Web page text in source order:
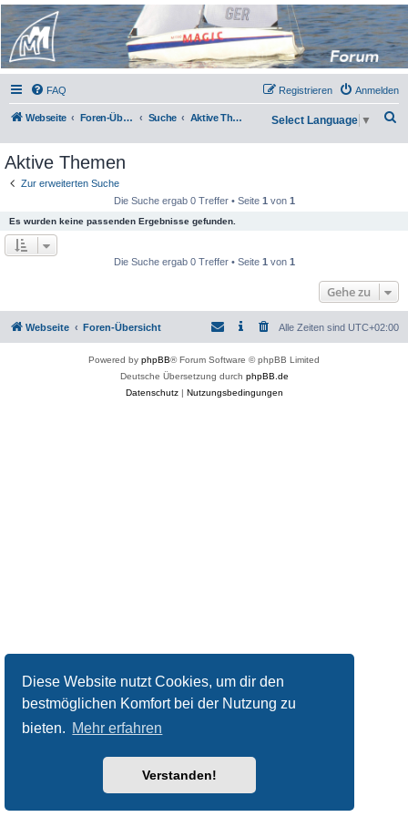
Diese Website nutzt Cookies, um dir den
bestmöglichen Komfort bei der Nutzung zu
bieten. Mehr erfahren
Verstanden!
Micro Magic Forum
Deutschland
FAQ Anmelden
Registrieren
Webseite Foren-Übersicht Suche Aktive Themen Select Language ▼
Aktive Themen
Zur erweiterten Suche
Die Suche ergab 0 Treffer • Seite 1 von 1
Es wurden keine passenden Ergebnisse gefunden.
Die Suche ergab 0 Treffer • Seite 1 von 1
Gehe zu
Webseite Foren-Übersicht Alle Zeiten sind UTC+02:00
Powered by phpBB® Forum Software © phpBB Limited
Deutsche Übersetzung durch phpBB.de
Datenschutz| Nutzungsbedingungen